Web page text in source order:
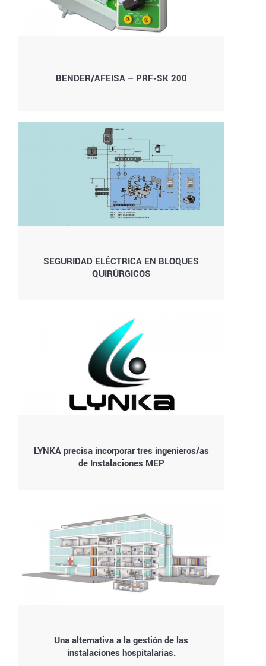
BENDER/AFEISA – PRF-SK 200
SEGURIDAD ELÉCTRICA EN BLOQUES
QUIRÚRGICOS
LYNKA precisa incorporar tres ingenieros/as
de Instalaciones MEP
Una alternativa a la gestión de las
instalaciones hospitalarias.